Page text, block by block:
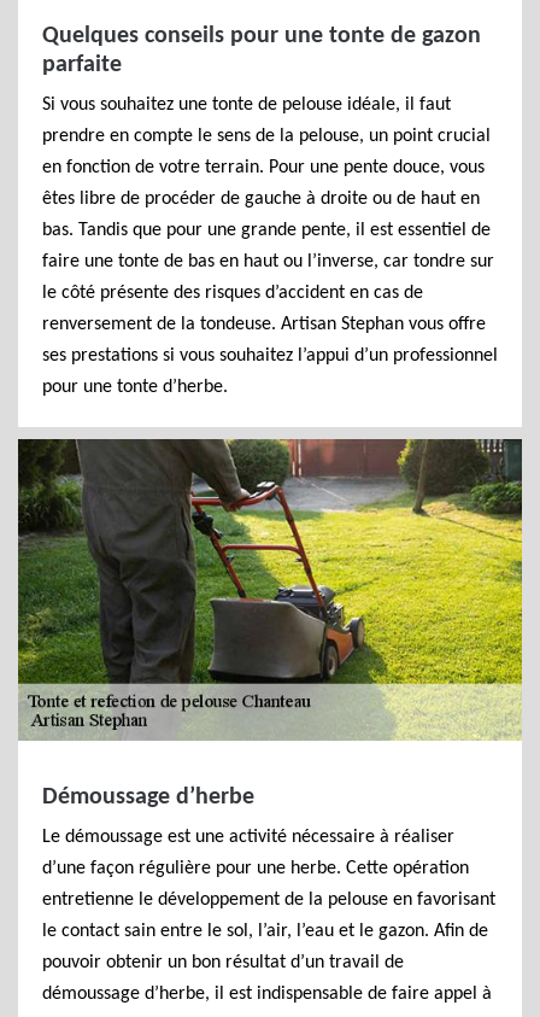
Quelques conseils pour une tonte de gazon
parfaite
Si vous souhaitez une tonte de pelouse idéale, il faut
prendre en compte le sens de la pelouse, un point crucial
en fonction de votre terrain. Pour une pente douce, vous
êtes libre de procéder de gauche à droite ou de haut en
bas. Tandis que pour une grande pente, il est essentiel de
faire une tonte de bas en haut ou l’inverse, car tondre sur
le côté présente des risques d’accident en cas de
renversement de la tondeuse. Artisan Stephan vous offre
ses prestations si vous souhaitez l’appui d’un professionnel
pour une tonte d’herbe.
Démoussage d’herbe
Le démoussage est une activité nécessaire à réaliser
d’une façon régulière pour une herbe. Cette opération
entretienne le développement de la pelouse en favorisant
le contact sain entre le sol, l’air, l’eau et le gazon. Afin de
pouvoir obtenir un bon résultat d’un travail de
démoussage d’herbe, il est indispensable de faire appel à